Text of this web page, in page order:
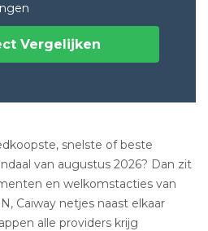
Vergelijken
snelste of beste
van augustus 2026? Dan zit
en welkomstacties van
Caiway netjes naast elkaar
alle providers krijg